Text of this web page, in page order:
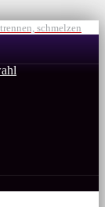
schmelzen